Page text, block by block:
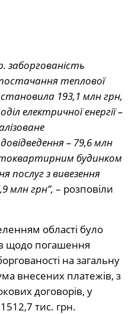
заборгованість
теплової
становила 193,1 млн грн,
електричної енергії –
– 79,6 млн
будинком
послуг з вивезення
млн грн”, – розповіли
області було
щодо погашення
на загальну
внесених платежів, з
договорів, у
тис. грн.